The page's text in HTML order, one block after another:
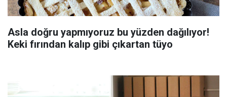
Asla doğru yapmıyoruz bu yüzden dağılıyor!
Keki fırından kalıp gibi çıkartan tüyo